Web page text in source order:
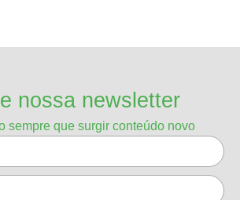
nossa newsletter
sempre que surgir conteúdo novo